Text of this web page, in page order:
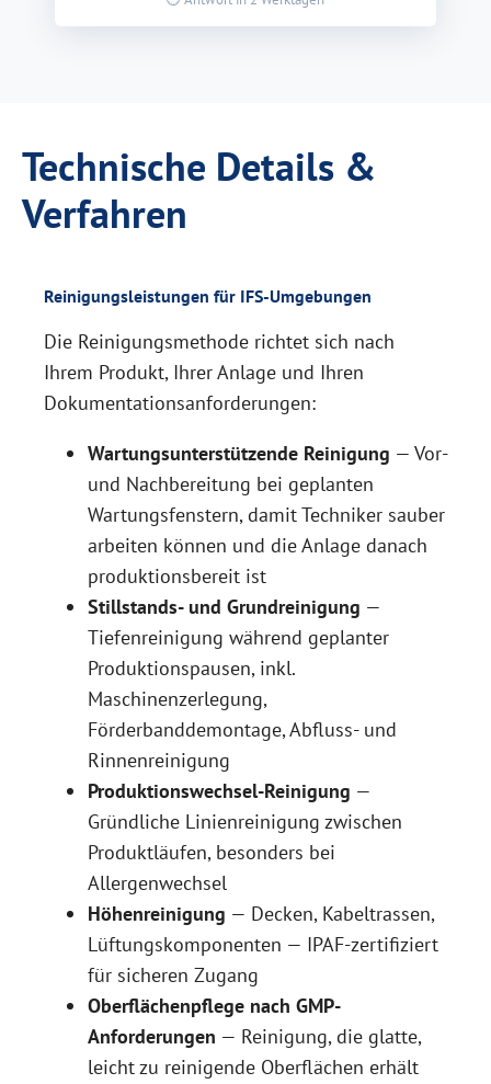
Technische Details &
Verfahren
Reinigungsleistungen für IFS-Umgebungen
Die Reinigungsmethode richtet sich nach
Ihrem Produkt, Ihrer Anlage und Ihren
Dokumentationsanforderungen:
Wartungsunterstützende Reinigung — Vor-
und Nachbereitung bei geplanten
Wartungsfenstern, damit Techniker sauber
arbeiten können und die Anlage danach
produktionsbereit ist
Stillstands- und Grundreinigung —
Tiefenreinigung während geplanter
Produktionspausen, inkl.
Maschinenzerlegung,
Förderbanddemontage, Abfluss- und
Rinnenreinigung
Produktionswechsel-Reinigung —
Gründliche Linienreinigung zwischen
Produktläufen, besonders bei
Allergenwechsel
Höhenreinigung — Decken, Kabeltrassen,
Lüftungskomponenten — IPAF-zertifiziert
für sicheren Zugang
Oberflächenpflege nach GMP-
Anforderungen — Reinigung, die glatte,
leicht zu reinigende Oberflächen erhält